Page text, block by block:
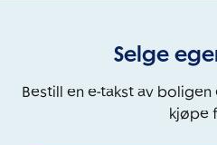
Selge
Bestill en e-takst av boligen
kjøpe